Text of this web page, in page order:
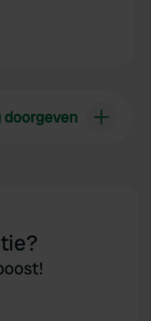
doorgeven